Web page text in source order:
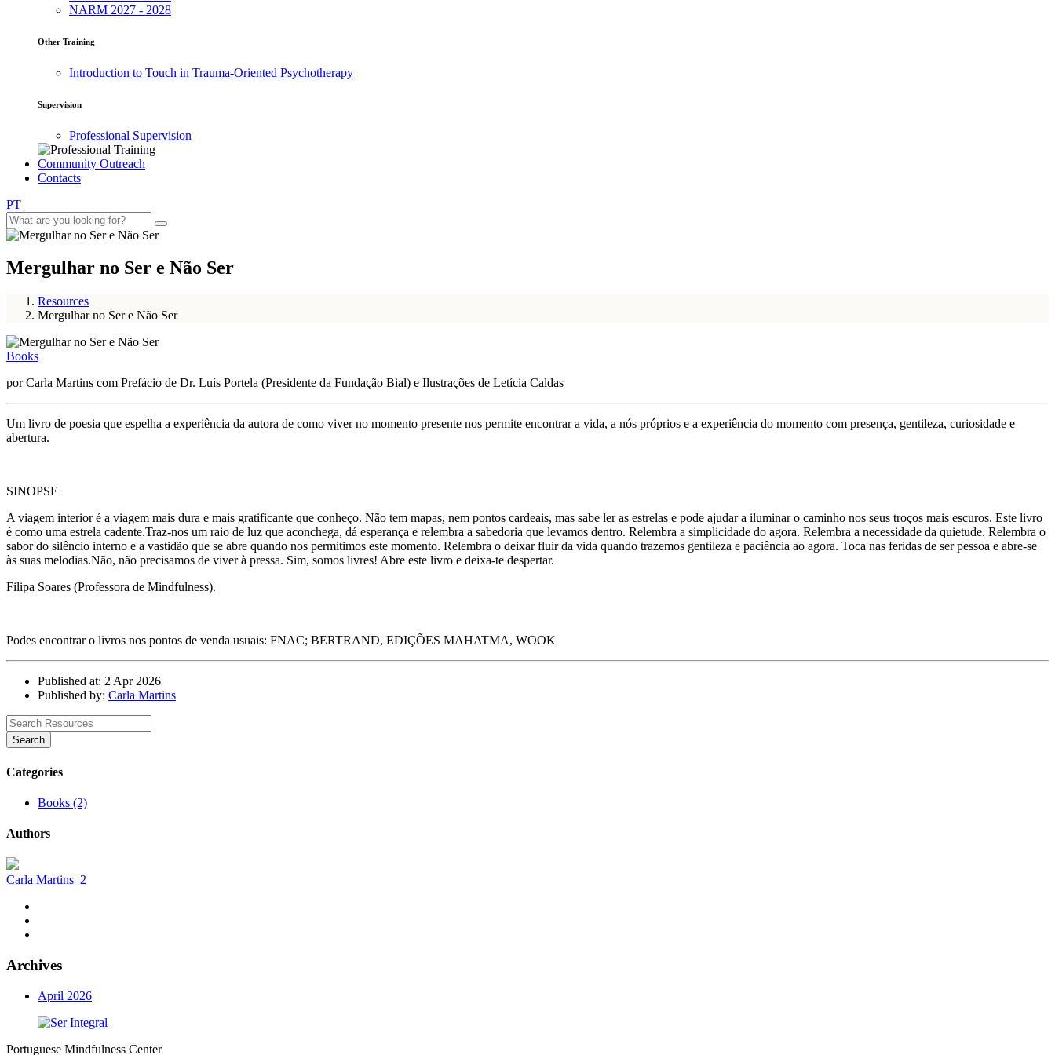
NARM 2027 - 2028
Other Training
Introduction to Touch in Trauma-Oriented Psychotherapy
Supervision
Professional Supervision
Community Outreach
Contacts
PT
Mergulhar no Ser e Não Ser
Resources
Mergulhar no Ser e Não Ser
Books
por Carla Martins com Prefácio de Dr. Luís Portela (Presidente da Fundação Bial) e Ilustrações de Letícia Caldas
Um livro de poesia que espelha a experiência da autora de como viver no momento presente nos permite encontrar a vida, a nós próprios e a experiência do momento com presença, gentileza, curiosidade e
abertura.
SINOPSE
A viagem interior é a viagem mais dura e mais gratificante que conheço. Não tem mapas, nem pontos cardeais, mas sabe ler as estrelas e pode ajudar a iluminar o caminho nos seus troços mais escuros. Este livro
é como uma estrela cadente.Traz-nos um raio de luz que aconchega, dá esperança e relembra a sabedoria que levamos dentro. Relembra a simplicidade do agora. Relembra a necessidade da quietude. Relembra o
sabor do silêncio interno e a vastidão que se abre quando nos permitimos este momento. Relembra o deixar fluir da vida quando trazemos gentileza e paciência ao agora. Toca nas feridas de ser pessoa e abre-se
às suas melodias.Não, não precisamos de viver à pressa. Sim, somos livres! Abre este livro e deixa-te despertar.
Filipa Soares (Professora de Mindfulness).
Podes encontrar o livros nos pontos de venda usuais: FNAC; BERTRAND, EDIÇÕES MAHATMA, WOOK
Published at: 2 Apr 2026
Published by: Carla Martins
Search
Categories
Books (2)
Authors
Carla Martins 2
Archives
April 2026
Portuguese Mindfulness Center